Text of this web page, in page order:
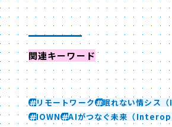
関連キーワード からイベントを探
リモートワーク
眠れない情シス
IOWN
AIがつなぐ未来（Interop